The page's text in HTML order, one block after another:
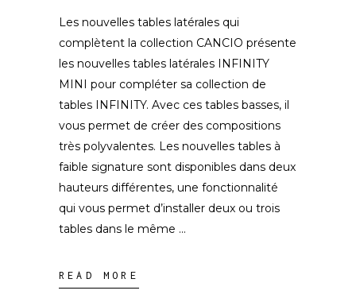
Les nouvelles tables latérales qui
complètent la collection CANCIO présente
les nouvelles tables latérales INFINITY
MINI pour compléter sa collection de
tables INFINITY. Avec ces tables basses, il
vous permet de créer des compositions
très polyvalentes. Les nouvelles tables à
faible signature sont disponibles dans deux
hauteurs différentes, une fonctionnalité
qui vous permet d’installer deux ou trois
tables dans le même
READ MORE